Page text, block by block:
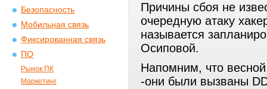
Безопасность
Мобильная связь
Фиксированная связь
ПО
Рынок ПК
Маркетинг
Причины сбоя не
очередную атаку
называется
Осиповой.
Напомним, что
-они были вызваны